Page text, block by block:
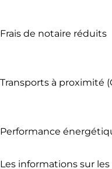
Frais de notaire réduits
Transports à proximité
Performance
Les informations sur